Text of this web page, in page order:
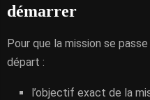
démarrer
Pour que la mission se
départ :
l’objectif exact de la